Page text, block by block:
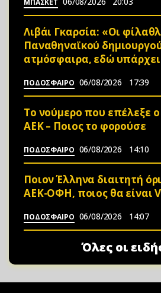
Λιβάι Γκαρσία: «Οι
Παναθηναϊκού
ατμόσφαιρα, εδώ
ΠΟΔΟΣΦΑΙΡΟ 06/08/2026 17:39
Το νούμερο που επέλεξε ο
ΑΕΚ – Ποιος το φορούσε
ΠΟΔΟΣΦΑΙΡΟ 06/08/2026 14:10
Ποιον Έλληνα διαιτητή
ΑΕΚ-ΟΦΗ, ποιος θα είναι
ΠΟΔΟΣΦΑΙΡΟ 06/08/2026 14:07
Όλες οι